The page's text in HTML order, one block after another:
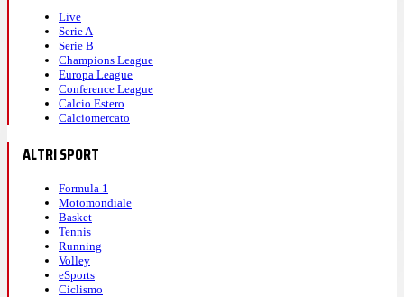
Live
Serie A
Serie B
Champions League
Europa League
Conference League
Calcio Estero
Calciomercato
ALTRI SPORT
Formula 1
Motomondiale
Basket
Tennis
Running
Volley
eSports
Ciclismo